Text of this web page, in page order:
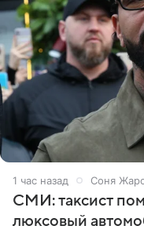
1 час назад Соня
СМИ: таксист
люксовый